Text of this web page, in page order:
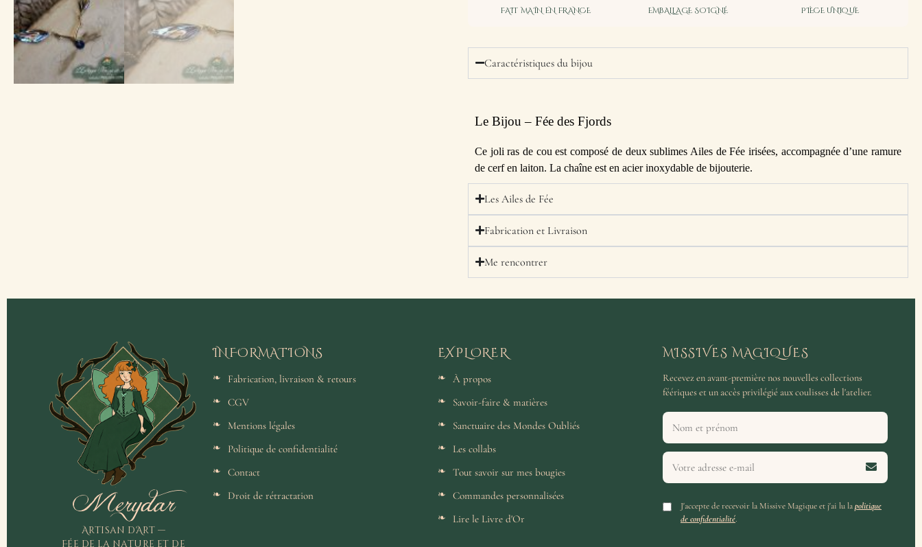
FAIT MAIN EN FRANCE EMBALLAGE SOIGNÉ PIÈCE UNIQUE
Caractéristiques du bijou
Le Bijou – Fée des Fjords
Ce joli ras de cou est composé de deux sublimes Ailes de Fée irisées, accompagnée d’une ramure
de cerf en laiton. La chaîne est en acier inoxydable de bijouterie.
Les Ailes de Fée
Fabrication et Livraison
Me rencontrer
Merydar
Artisan d'Art —
Fée de la nature et de
INFORMATIONS
Fabrication, livraison & retours
CGV
Mentions légales
Politique de confidentialité
Contact
Droit de rétractation
EXPLORER
À propos
Savoir-faire & matières
Sanctuaire des Mondes Oubliés
Les collabs
Tout savoir sur mes bougies
Commandes personnalisées
Lire le Livre d'Or
MISSIVES MAGIQUES
Recevez en avant-première nos nouvelles collections
féériques et un accès privilégié aux coulisses de l'atelier.
J'accepte de recevoir la Missive Magique et j'ai lu lapolitique
de confidentialité.